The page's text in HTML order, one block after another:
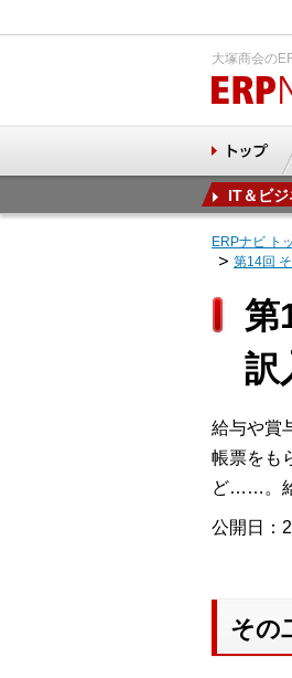
大塚商会の
IT＆ビ
ERPナビ ト
第14回
第
訳
給与や賞
帳票をも
ど……。給
公開日：
その